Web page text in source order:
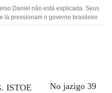
Daniel não está explicada. Seus
lá pressionam o governo brasileiro
No jazigo 39